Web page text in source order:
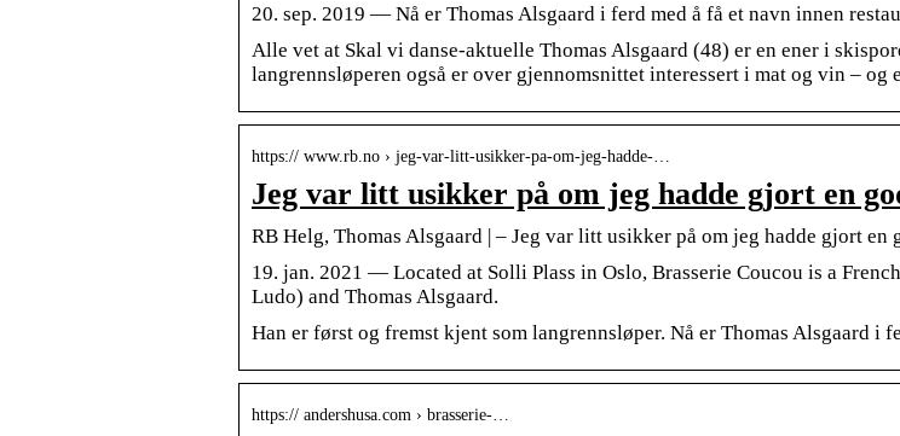
20. sep. 2019 — Nå er Thomas Alsgaard i ferd med å få et navn innen
Alle vet at Skal vi danse-aktuelle Thomas Alsgaard (48) er en ener i
langrennsløperen også er over gjennomsnittet interessert i mat og vin – og
https:// www.rb.no › jeg-var-litt-usikker-pa-om-jeg-hadde-…
Jeg var litt usikker på om jeg hadde gjort en
RB Helg, Thomas Alsgaard | – Jeg var litt usikker på om jeg hadde gjort en
19. jan. 2021 — Located at Solli Plass in Oslo, Brasserie Coucou is a
Ludo) and Thomas Alsgaard.
Han er først og fremst kjent som langrennsløper. Nå er Thomas Alsgaard i
https:// andershusa.com › brasserie-…